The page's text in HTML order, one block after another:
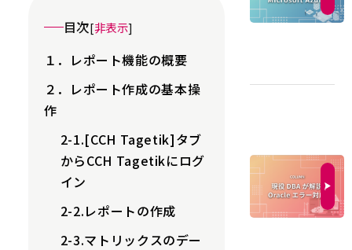
目次[非表示]
１．レポート機能の概要
２．レポート作成の基本操
作
2-1.[CCH Tagetik]タブ
からCCH Tagetikにログ
イン
2-2.レポートの作成
2-3.マトリックスのデー